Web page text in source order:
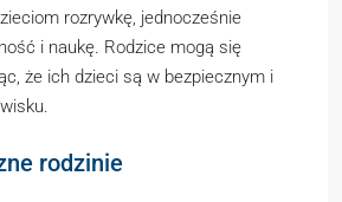
rozrywkę, jednocześnie
i naukę. Rodzice mogą się
że ich dzieci są w bezpiecznym i
rodzinie